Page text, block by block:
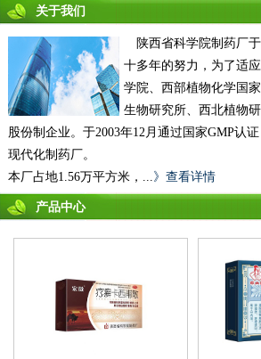
关于我们
陕西省科学院制药厂于
十多年的努力，为了适
学院、西部植物化学国
生物研究所、西北植物
股份制企业。于2003年12月通过国家GMP认
现代化制药厂。
本厂占地1.56万平方米，...》查看详情
产品中心